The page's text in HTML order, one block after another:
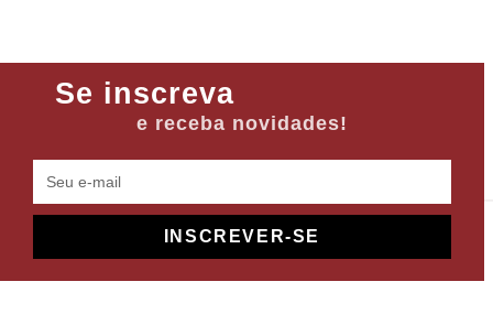
Se inscreva
e receba novidades!
INSCREVER-SE